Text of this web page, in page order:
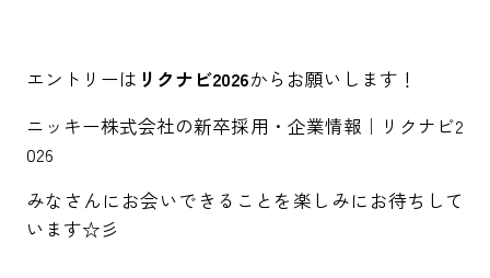
エントリーは リクナビ2026からお願いします！
ニッキー株式会社の新卒採用・企業情報｜リクナビ2
026
みなさんにお会いできることを楽しみにお待ちして
います☆彡